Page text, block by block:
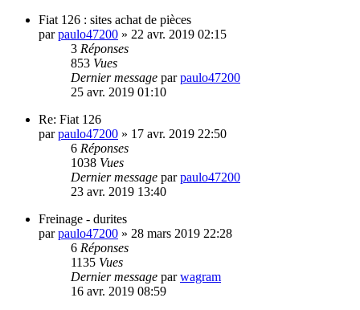
Fiat 126 : sites achat de pièces
parpaulo47200 » 22 avr. 2019 02:15
3 Réponses
853 Vues
Dernier message parpaulo47200
25 avr. 2019 01:10
Re: Fiat 126
parpaulo47200 » 17 avr. 2019 22:50
6 Réponses
1038 Vues
Dernier message parpaulo47200
23 avr. 2019 13:40
Freinage - durites
parpaulo47200 » 28 mars 2019 22:28
6 Réponses
1135 Vues
Dernier message parwagram
16 avr. 2019 08:59